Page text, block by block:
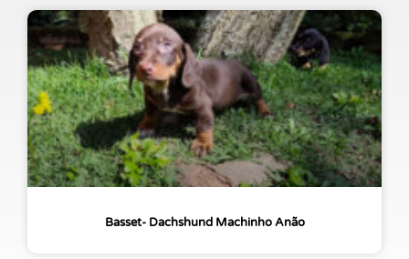
Basset- Dachshund Machinho Anão